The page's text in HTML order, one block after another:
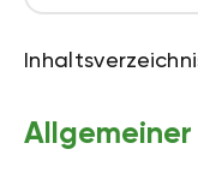
Allgemeiner